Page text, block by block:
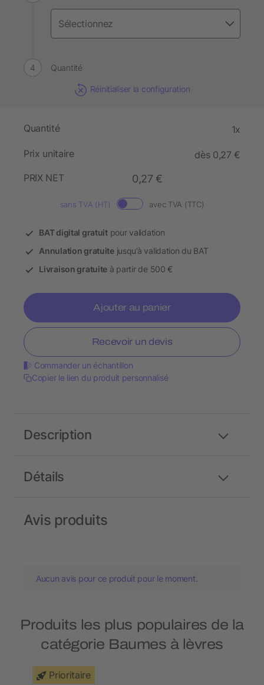
Quantité
Réinitialiser la configuration
Quantité 1x
Prix unitaire
dès 0,27 €
PRIX NET
0,27 €
sans TVA (HT) avec TVA (TTC)
BAT digital gratuitpour validation
Annulation gratuitejusqu’à validation du BAT
Livraison gratuite à partir de 500 €
Ajouter au panier
Recevoir un devis
Commander un échantillon
Copier le lien du produit personnalisé
Détails
Description
Avis produits
Aucun avis pour ce produit pour le moment.
Produits les plus populaires de la
catégorie Baumes à lèvres
Prioritaire